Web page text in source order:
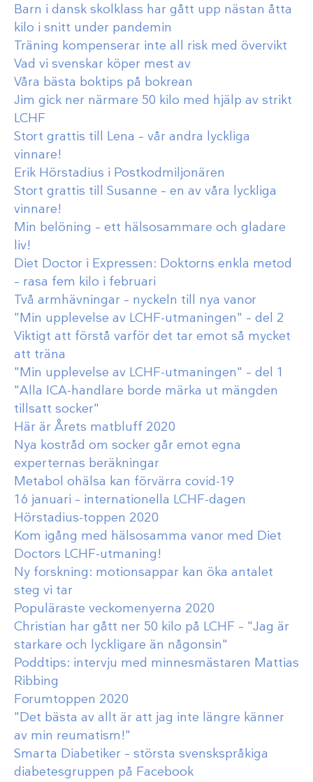
Barn i dansk skolklass har gått upp nästan åtta
kilo i snitt under pandemin
Träning kompenserar inte all risk med övervikt
Vad vi svenskar köper mest av
Våra bästa boktips på bokrean
Jim gick ner närmare 50 kilo med hjälp av strikt
LCHF
Stort grattis till Lena – vår andra lyckliga
vinnare!
Erik Hörstadius i Postkodmiljonären
Stort grattis till Susanne – en av våra lyckliga
vinnare!
Min belöning – ett hälsosammare och gladare
liv!
Diet Doctor i Expressen: Doktorns enkla metod
– rasa fem kilo i februari
Två armhävningar – nyckeln till nya vanor
"Min upplevelse av LCHF-utmaningen" – del 2
Viktigt att förstå varför det tar emot så mycket
att träna
"Min upplevelse av LCHF-utmaningen" – del 1
"Alla ICA-handlare borde märka ut mängden
tillsatt socker"
Här är Årets matbluff 2020
Nya kostråd om socker går emot egna
experternas beräkningar
Metabol ohälsa kan förvärra covid-19
16 januari – internationella LCHF-dagen
Hörstadius-toppen 2020
Kom igång med hälsosamma vanor med Diet
Doctors LCHF-utmaning!
Ny forskning: motionsappar kan öka antalet
steg vi tar
Populäraste veckomenyerna 2020
Christian har gått ner 50 kilo på LCHF – "Jag är
starkare och lyckligare än någonsin"
Poddtips: intervju med minnesmästaren Mattias
Ribbing
Forumtoppen 2020
"Det bästa av allt är att jag inte längre känner
av min reumatism!"
Smarta Diabetiker – största svenskspråkiga
diabetesgruppen på Facebook